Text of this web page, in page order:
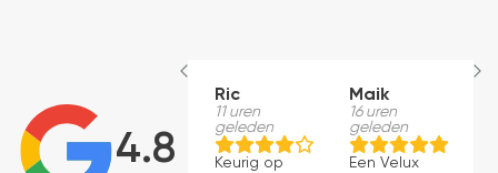
4.8
Ric
11 uren
geleden
Keurig op
Maik
16 uren
geleden
Een Velux